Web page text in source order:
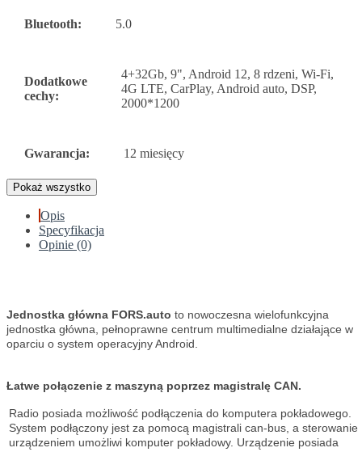
Bluetooth: 5.0
Dodatkowe
cechy:
4+32Gb, 9", Android 12, 8 rdzeni, Wi-Fi,
4G LTE, CarPlay, Android auto, DSP,
2000*1200
Gwarancja: 12 miesięcy
Pokaż wszystko
Opis
Specyfikacja
Opinie (0)
Jednostka główna FORS.auto to nowoczesna wielofunkcyjna
jednostka główna, pełnoprawne centrum multimedialne działające w
oparciu o system operacyjny Android.
Łatwe połączenie z maszyną poprzez magistralę CAN.
Radio posiada możliwość podłączenia do komputera pokładowego.
System podłączony jest za pomocą magistrali can-bus, a sterowanie
urządzeniem umożliwi komputer pokładowy. Urządzenie posiada